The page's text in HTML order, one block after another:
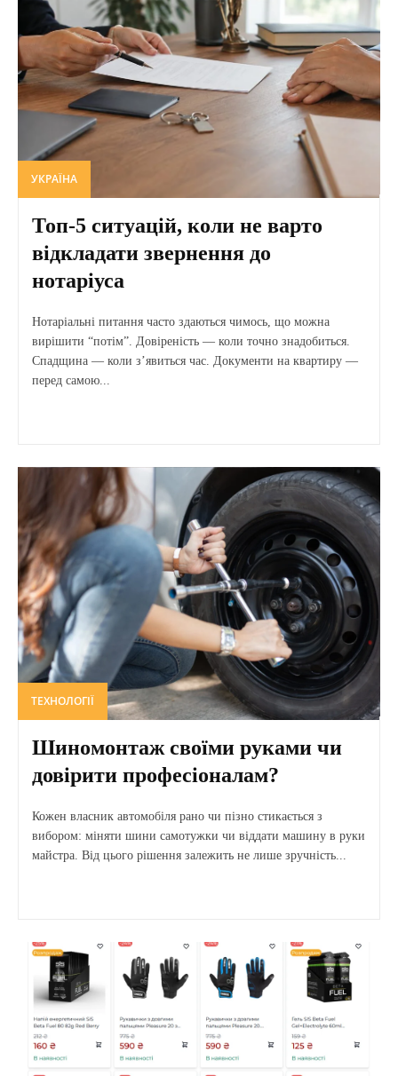
УКРАЇНА
Топ-5 ситуацій, коли не варто
відкладати звернення до
нотаріуса
Нотаріальні питання часто здаються чимось, що можна
вирішити “потім”. Довіреність — коли точно знадобиться.
Спадщина — коли з’явиться час. Документи на квартиру —
перед самою...
ТЕХНОЛОГІЇ
Шиномонтаж своїми руками чи
довірити професіоналам?
Кожен власник автомобіля рано чи пізно стикається з
вибором: міняти шини самотужки чи віддати машину в руки
майстра. Від цього рішення залежить не лише зручність...